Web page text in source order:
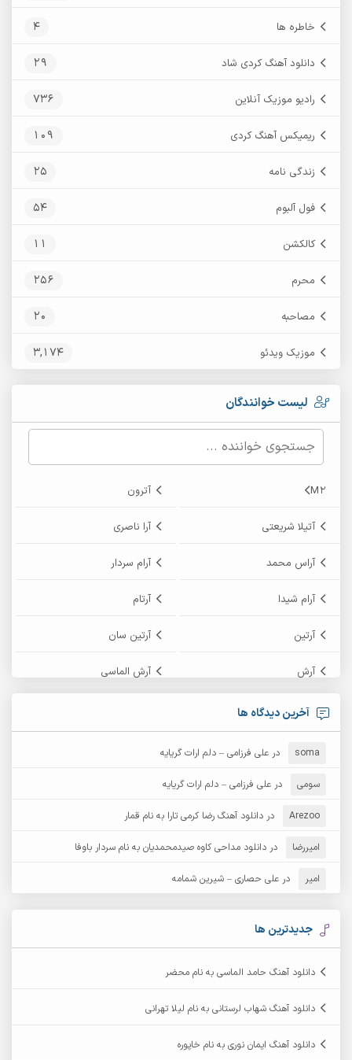
خاطره ها 4
دانلود آهنگ کردی شاد 29
رادیو موزیک آنلاین 736
ریمیکس آهنگ کردی 109
زندگی نامه 25
فول آلبوم 54
کالکشن 11
محرم 256
مصاحبه 20
موزیک ویدئو 3,174
لیست خوانندگان
M2 آترون
آتیلا شریعتی آرا ناصری
آراس محمد آرام سردار
آرام شیدا آرتام
آرتین آرتین سان
آرش آرش الماسی
آرش امامی
آرش عثمان
آرش مبهم آرش مستشیری
آرش مهرابی آرش نظری
آرشام
آرکاداش
آخرین دیدگاه ها
soma در علی فرزامی – دلم ارات گریایه
سومی در علی فرزامی – دلم ارات گریایه
Arezoo در دانلود آهنگ رضا کرمی تارا به نام قمار
امیررضا در دانلود مداحی کاوه صیدمحمدیان به نام سردار باوفا
امیر در علی حصاری – شیرین شمامه
جدیدترین ها
دانلود آهنگ حامد الماسی به نام محضر
دانلود آهنگ شهاب لرستانی به نام لیلا تهرانی
دانلود آهنگ ایمان نوری به نام خاپوره